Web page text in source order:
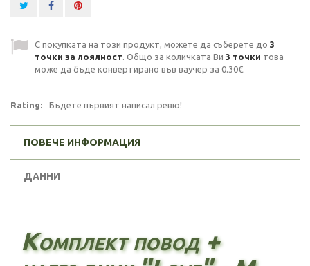
С покупката на този продукт, можете да съберете до 3
точки за лоялност. Общо за количката Ви 3 точки това
може да бъде конвертирано във ваучер за 0.30€.
Rating: Бъдете първият написал ревю!
ПОВЕЧЕ ИНФОРМАЦИЯ
ДАННИ
Комплект повод +